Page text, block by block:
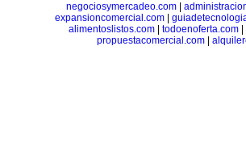
negociosymercadeo.com|
expansioncomercial.com|
alimentoslistos.com| todoenoferta.com|
propuestacomercial.com